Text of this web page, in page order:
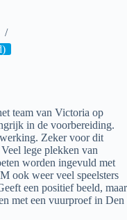
team van Victoria op
in de voorbereiding.
Zeker voor dit
lege plekken van
worden ingevuld met
ook weer veel speelsters
een positief beeld, maar
met een vuurproef in Den